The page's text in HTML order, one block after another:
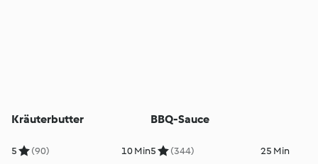
Kräuterbutter
5 (90) 10 Min
BBQ-Sauce
5 (344) 25 Min